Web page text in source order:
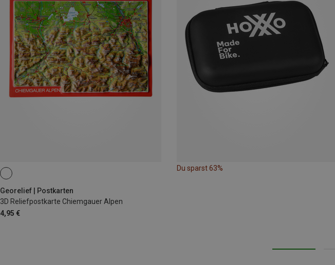
Georelief | Postkarten
3D Reliefpostkarte Chiemgauer Alpen
4,95 €
Du sparst 63%